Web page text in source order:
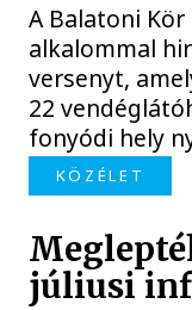
A Balatoni
alkalommal
versenyt,
22
fonyódi hely
KÖZÉLET
júliusi